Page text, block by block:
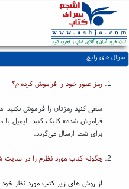
سوال های رایج
رمز عبور خود را فراموش کرده‌ام؟
سعی کنید رمزتان را فراموش نکنید
فراموش شده» کلیک کنید. ایمیل یا
برای شما ارسال می‌گردد.
چگونه کتاب مورد نظرم را در سایت
از روش های زیر کتب مورد نظر خود